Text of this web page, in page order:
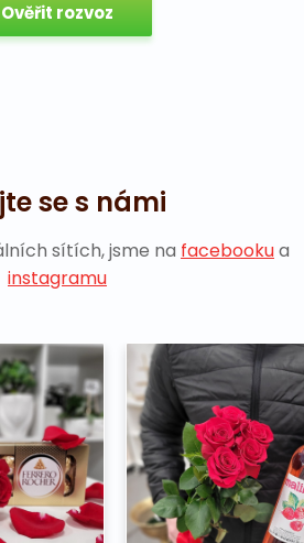
Ověřit rozvoz
se s námi
sítích, jsme na facebookua
instagramu